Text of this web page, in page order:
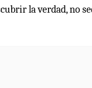
la verdad, no